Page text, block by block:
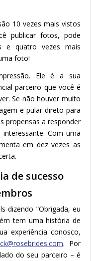
10 vezes mais vistos
publicar fotos, pode
e quatro vezes mais
foto!
Ele é a sua
parceiro que você é
Se não houver muito
e pular direto para
propensas a responder
Com uma
em dez vezes as
de sucesso
dizendo “Obrigada, eu
tem uma história de
experiência conosco,
. Por
do seu parceiro – é